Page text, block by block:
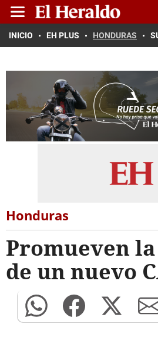
INICIO EH PLUS HONDURAS
Honduras
Promueven
de un nuevo